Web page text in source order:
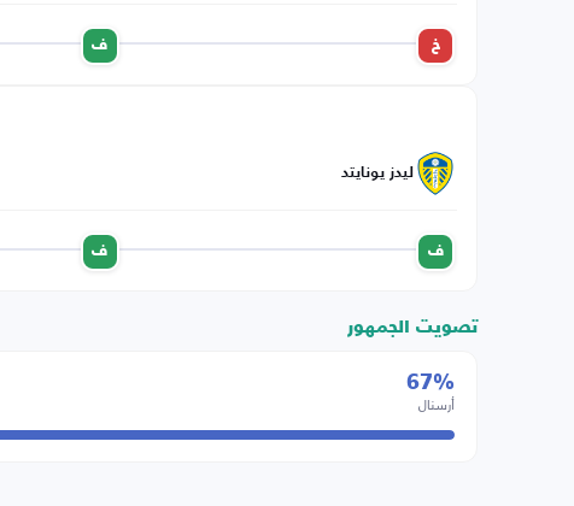
خ ف
ليدز يونايتد
ف ف
تصويت الجمهور
67%
أرسنال